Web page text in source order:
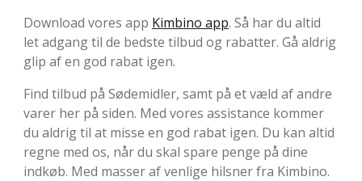
Download vores app Kimbino app. Så har du altid
let adgang til de bedste tilbud og rabatter. Gå aldrig
glip af en god rabat igen.
Find tilbud på Sødemidler, samt på et væld af andre
varer her på siden. Med vores assistance kommer
du aldrig til at misse en god rabat igen. Du kan altid
regne med os, når du skal spare penge på dine
indkøb. Med masser af venlige hilsner fra Kimbino.